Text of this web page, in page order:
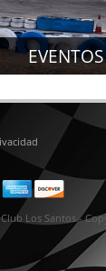
EVENTOS
Los Santos -